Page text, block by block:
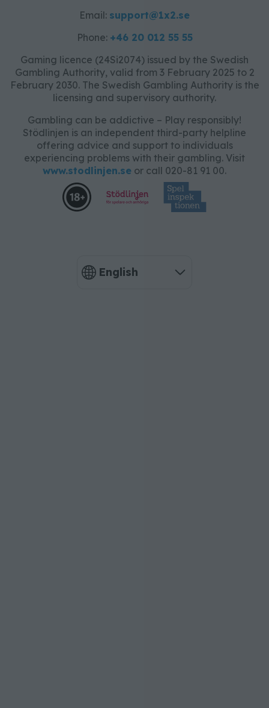
Email: support@1x2.se
Phone: +46 20 012 55 55
Gaming licence (24Si2074) issued by the Swedish
Gambling Authority, valid from 3 February 2025 to 2
February 2030. The Swedish Gambling Authority is the
licensing and supervisory authority.
Gambling can be addictive – Play responsibly!
Stödlinjen is an independent third-party helpline
offering advice and support to individuals
experiencing problems with their gambling. Visit
www.stodlinjen.se or call 020-81 91 00.
English
Language